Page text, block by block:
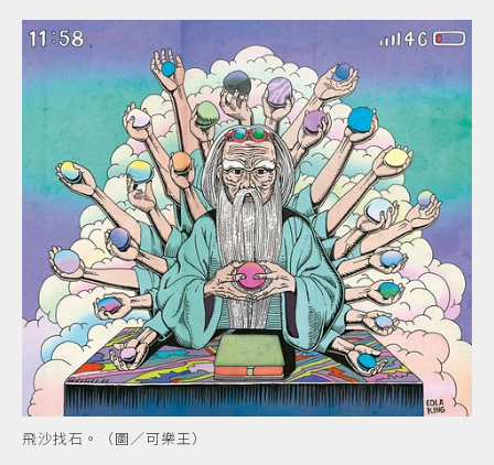
飛沙找石。（圖／可樂王）